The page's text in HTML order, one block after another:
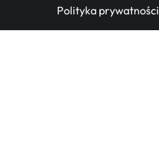
Polityka prywatności